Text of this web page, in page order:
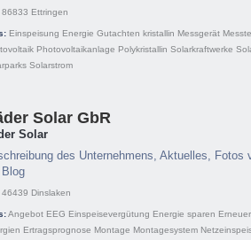
86833 Ettringen
Einspeisung Energie Gutachten kristallin Messgerät
Photovoltaikanlage Polykristallin Solarkraftwerke
Solarstrom
Solar GbR
Solar
des Unternehmens, Aktuelles, Fotos
46439 Dinslaken
Angebot EEG Einspeisevergütung Energie sparen
Ertragsprognose Montage Montagesystem